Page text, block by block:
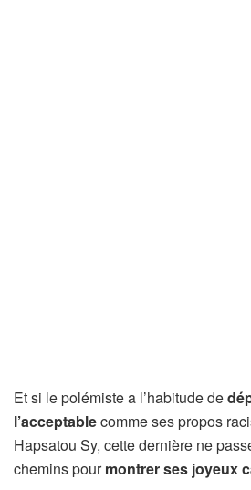
Et si le polémiste a l’habitude de
l’acceptablecomme ses propos
Hapsatou Sy, cette dernière ne
chemins pourmontrer ses joyeux